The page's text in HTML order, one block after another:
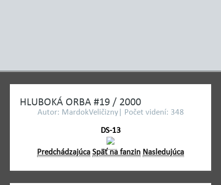
HLUBOKÁ ORBA #19 / 2000
Autor: MardokVeličizny| Počet videní: 348
DS-13
Predchádzajúca Späť na fanzin Nasledujúca